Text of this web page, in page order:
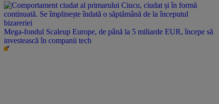
Mega-fondul Scaleup Europe, de până la 5 miliarde EUR, începe să
investească în companii tech